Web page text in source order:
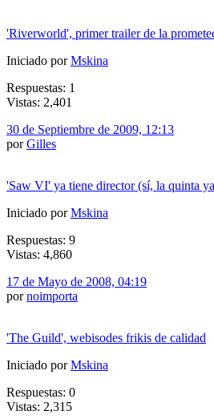
'Riverworld', primer trailer de la
Iniciado porMskina
Respuestas: 1
Vistas: 2,401
30 de Septiembre de 2009, 12:13
porGilles
'Saw VI' ya tiene director (sí, la quinta
Iniciado porMskina
Respuestas: 9
Vistas: 4,860
17 de Mayo de 2008, 04:19
pornoimporta
'The Guild', webisodes frikis de calidad
Iniciado porMskina
Respuestas: 0
Vistas: 2,315